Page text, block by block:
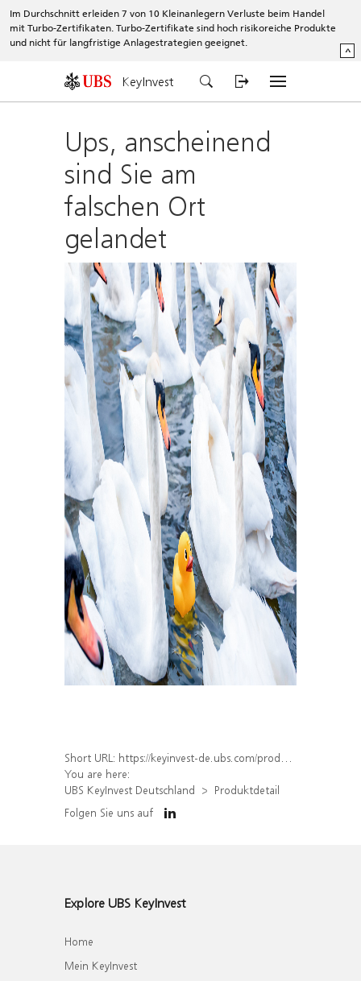
Im Durchschnitt erleiden 7 von 10 Kleinanlegern Verluste beim Handel
mit Turbo-Zertifikaten. Turbo-Zertifikate sind hoch risikoreiche Produkte
und nicht für langfristige Anlagestrategien geeignet.
^
KeyInvest
Ups, anscheinend
sind Sie am
falschen Ort
gelandet
Short URL: https://keyinvest-de.ubs.com/produkt/detail/index/isin/DE000WA1VM98
You are here:
UBS KeyInvest Deutschland
Produktdetail
Folgen Sie uns auf
Explore UBS KeyInvest
Home
Mein KeyInvest